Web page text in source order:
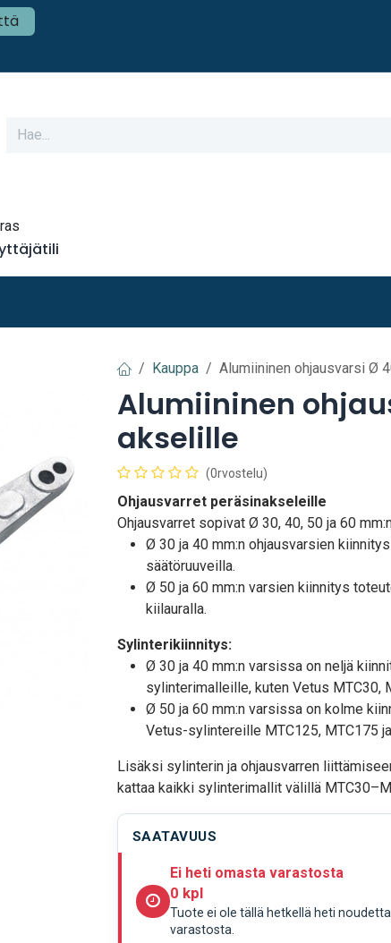
Kauppa Alumiininen ohjausvarsi Ø
Alumiininen
akselille
(0rvostelu)
Ohjausvarret peräsinakseleille
Ohjausvarret sopivat Ø 30, 40, 50 ja 60
Ø 30 ja 40 mm:n ohjausvarsien
säätöruuveilla.
Ø 50 ja 60 mm:n varsien kiinnitys
kiilauralla.
Sylinterikiinnitys:
Ø 30 ja 40 mm:n varsissa on neljä
sylinterimalleille, kuten Vetus MTC30,
Ø 50 ja 60 mm:n varsissa on kolme
Vetus-sylintereille MTC125, MTC175
Lisäksi sylinterin ja ohjausvarren
kattaa kaikki sylinterimallit välillä
SAATAVUUS
Ei heti omasta varastosta
0 kpl
Tuote ei ole tällä hetkellä heti
varastosta.